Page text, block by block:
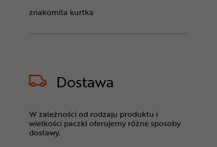
znakomita kurtka
Dostawa
W zależności od rodzaju produktu i
wielkości paczki oferujemy różne sposoby
dostawy.